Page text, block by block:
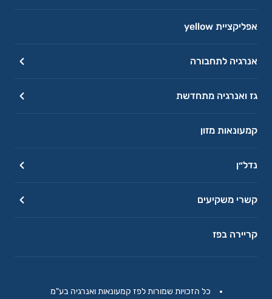
אפליקציית yellow
אנרגיה לתחבורה
גז ואנרגיה מתחדשת
קמעונאות מזון
נדל״ן
קשרי משקיעים
קריירה בפז
כל הזכויות שמורות לפז קמעונאות ואנרגיה בע"מ